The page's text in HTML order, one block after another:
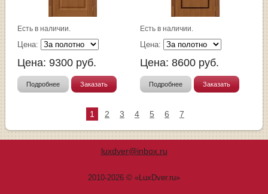
Есть в наличии.
Цена:
Цена:9300 руб.
Подробнее Заказать
Есть в наличии.
Цена:
Цена: 8600 руб.
Подробнее Заказать
1 2 3 4 5 6 7
luxdver@inbox.ru
2010-2026 © «LuxDver.ru»